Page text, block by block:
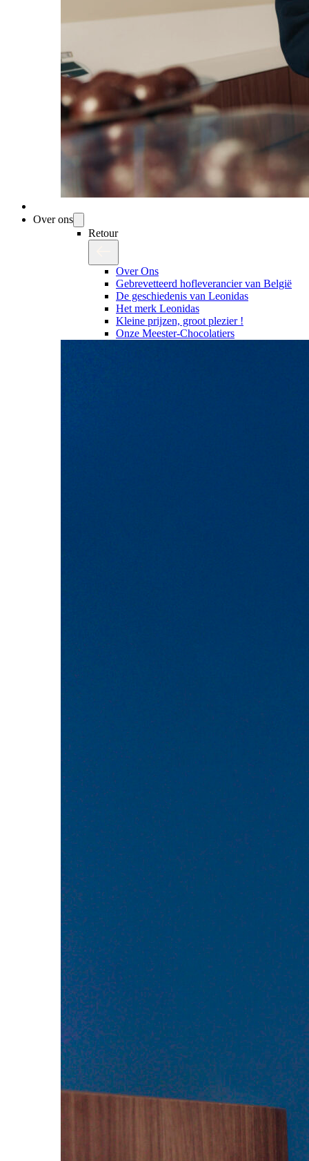
Over ons
Retour
Over Ons
Gebrevetteerd hofleverancier van België
De geschiedenis van Leonidas
Het merk Leonidas
Kleine prijzen, groot plezier !
Onze Meester-Chocolatiers